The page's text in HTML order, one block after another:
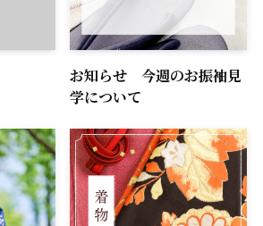
お知らせ 今週のお振袖見
学について